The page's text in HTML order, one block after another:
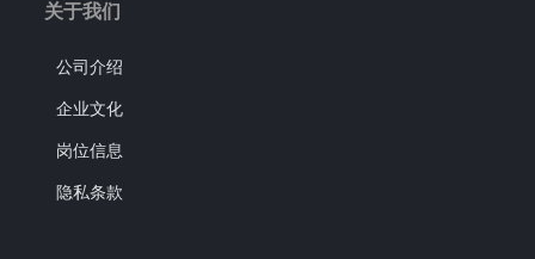
关于我们
公司介绍
企业文化
岗位信息
隐私条款